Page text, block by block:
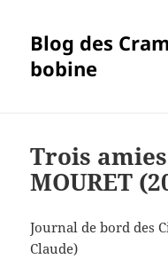
Blog des
bobine
Trois
MOURET
Journal de bord des
Claude)